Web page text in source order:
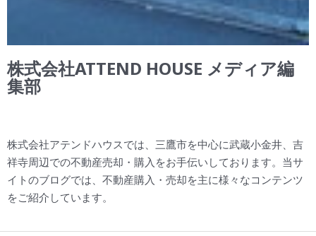
株式会社ATTEND HOUSE メディア編
集部
株式会社アテンドハウスでは、三鷹市を中心に武蔵小金井、吉
祥寺周辺での不動産売却・購入をお手伝いしております。当サ
イトのブログでは、不動産購入・売却を主に様々なコンテンツ
をご紹介しています。